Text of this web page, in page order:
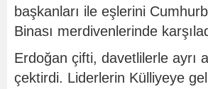
başkanları ile eşlerini
Binası merdivenlerinde
Erdoğan çifti, davetlilerle ayrı
çektirdi. Liderlerin Külliyeye